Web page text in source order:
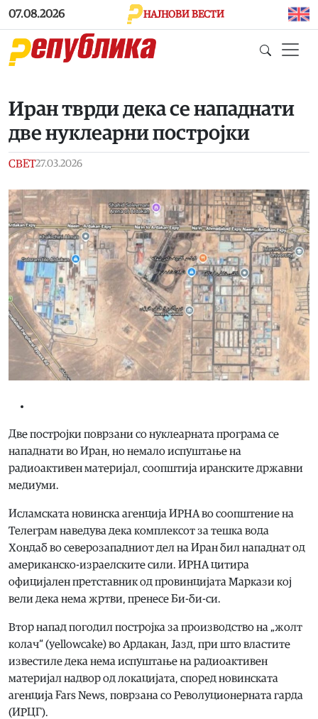
Skip to main content
07.08.2026 НАЈНОВИ ВЕСТИ
Иран тврди дека се нападнати
две нуклеарни постројки
СВЕТ27.03.2026
Две постројки поврзани со нуклеарната програма се
нападнати во Иран, но немало испуштање на
радиоактивен материјал, соопштија иранските државни
медиуми.
Исламската новинска агенција ИРНА во соопштение на
Телеграм наведува дека комплексот за тешка вода
Хондаб во северозападниот дел на Иран бил нападнат од
американско-израелските сили. ИРНА цитира
официјален претставник од провинцијата Маркази кој
вели дека нема жртви, пренесе Би-би-си.
Втор напад погодил постројка за производство на „жолт
колач“ (yellowcake) во Ардакан, Јазд, при што властите
известиле дека нема испуштање на радиоактивен
материјал надвор од локацијата, според новинската
агенција Fars News, поврзана со Револуционерната гарда
(ИРЦГ).